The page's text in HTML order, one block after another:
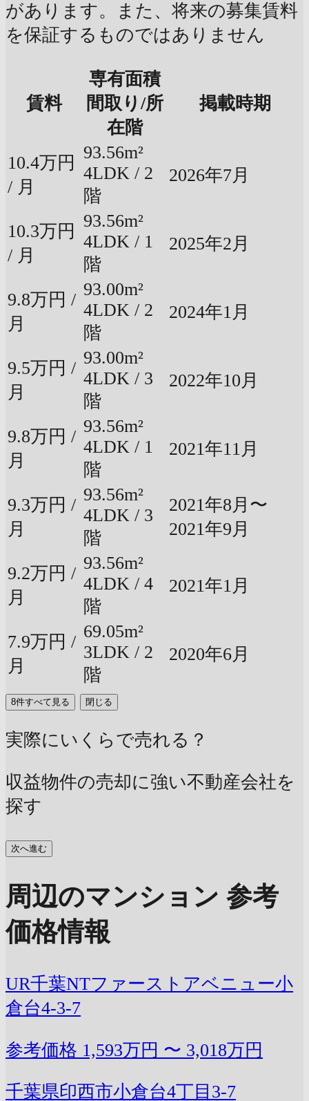
があります。また、将来の募集賃料
を保証するものではありません
賃料
専有面積
間取り/所
在階
掲載時期
10.4万円
/ 月
93.56m²
4LDK / 2
階
2026年7月
10.3万円
/ 月
93.56m²
4LDK / 1
階
2025年2月
9.8万円 /
月
93.00m²
4LDK / 2
階
2024年1月
9.5万円 /
月
93.00m²
4LDK / 3
階
2022年10月
9.8万円 /
月
93.56m²
4LDK / 1
階
2021年11月
9.3万円 /
月
93.56m²
4LDK / 3
階
2021年8月〜
2021年9月
9.2万円 /
月
93.56m²
4LDK / 4
階
2021年1月
7.9万円 /
月
69.05m²
3LDK / 2
階
2020年6月
8件すべて見る 閉じる
実際にいくらで売れる？
収益物件の売却に強い不動産会社を
探す
次へ進む
周辺のマンション 参考
価格情報
UR千葉NTファーストアベニュー小
倉台4-3-7
参考価格 1,593万円 〜 3,018万円
千葉県印西市小倉台4丁目3-7